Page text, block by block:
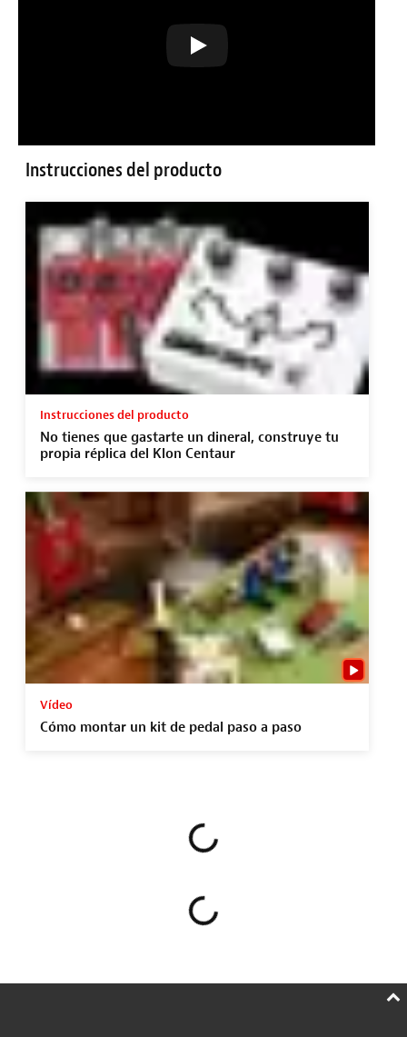
Instrucciones del producto
Instrucciones del producto
No tienes que gastarte un dineral, construye tu
propia réplica del Klon Centaur
Vídeo
Cómo montar un kit de pedal paso a paso